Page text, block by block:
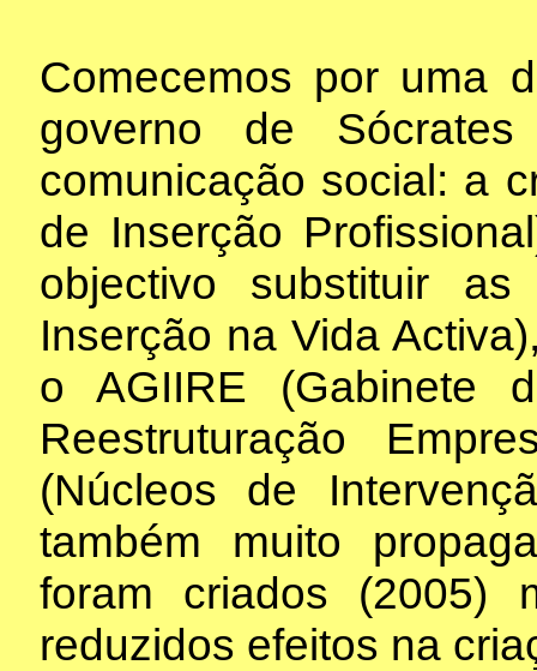
Comecemos por uma
governo de
comunicação social: a
de Inserção
objectivo substituir
Inserção na Vida
o AGIIRE (Gabinete
Reestruturação
(Núcleos de
também muito
foram criados (2005)
reduzidos efeitos na